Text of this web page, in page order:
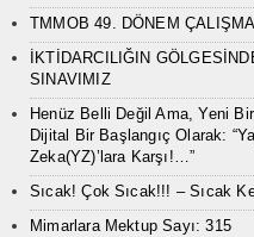
TMMOB 49. DÖNEM
İKTİDARCILIĞIN
SINAVIMIZ
Henüz Belli Değil Ama, Yeni
Dijital Bir Başlangıç Olarak:
Zeka(YZ)’lara Karşı!…”
Sıcak! Çok Sıcak!!! – Sıcak
Mimarlara Mektup Sayı: 315